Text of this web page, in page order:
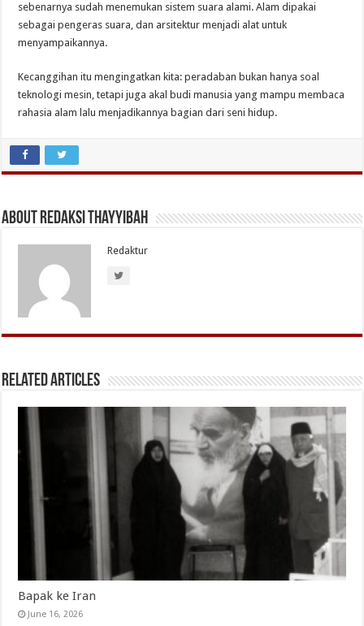
sebenarnya sudah menemukan sistem suara alami. Alam dipakai
sebagai pengeras suara, dan arsitektur menjadi alat untuk
menyampaikannya.
Kecanggihan itu mengingatkan kita: peradaban bukan hanya soal
teknologi mesin, tetapi juga akal budi manusia yang mampu membaca
rahasia alam lalu menjadikannya bagian dari seni hidup.
About Redaksi Thayyibah
Redaktur
Related Articles
Bapak ke Iran
June 16, 2026